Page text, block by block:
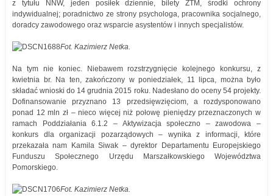
z tytułu NNW, jeden posiłek dziennie, bilety ZTM, środki ochrony
indywidualnej; poradnictwo ze strony psychologa, pracownika socjalnego,
doradcy zawodowego oraz wsparcie asystentów i innych specjalistów.
Fot. Kazimierz Netka.
Na tym nie koniec. Niebawem rozstrzygnięcie kolejnego konkursu, z
kwietnia br. Na ten, zakończony w poniedziałek, 11 lipca, można było
składać wnioski do 14 grudnia 2015 roku. Nadesłano do oceny 54 projekty.
Dofinansowanie przyznano 13 przedsięwzięciom, a rozdysponowano
ponad 12 mln zł – nieco więcej niż połowę pieniędzy przeznaczonych w
ramach Poddziałania 6.1.2 – Aktywizacja społeczno – zawodowa –
konkurs dla organizacji pozarządowych – wynika z informacji, które
przekazała nam Kamila Siwak – dyrektor Departamentu Europejskiego
Funduszu Społecznego Urzędu Marszałkowskiego Województwa
Pomorskiego.
Fot. Kazimierz Netka.